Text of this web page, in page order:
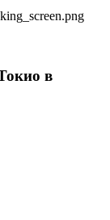
в